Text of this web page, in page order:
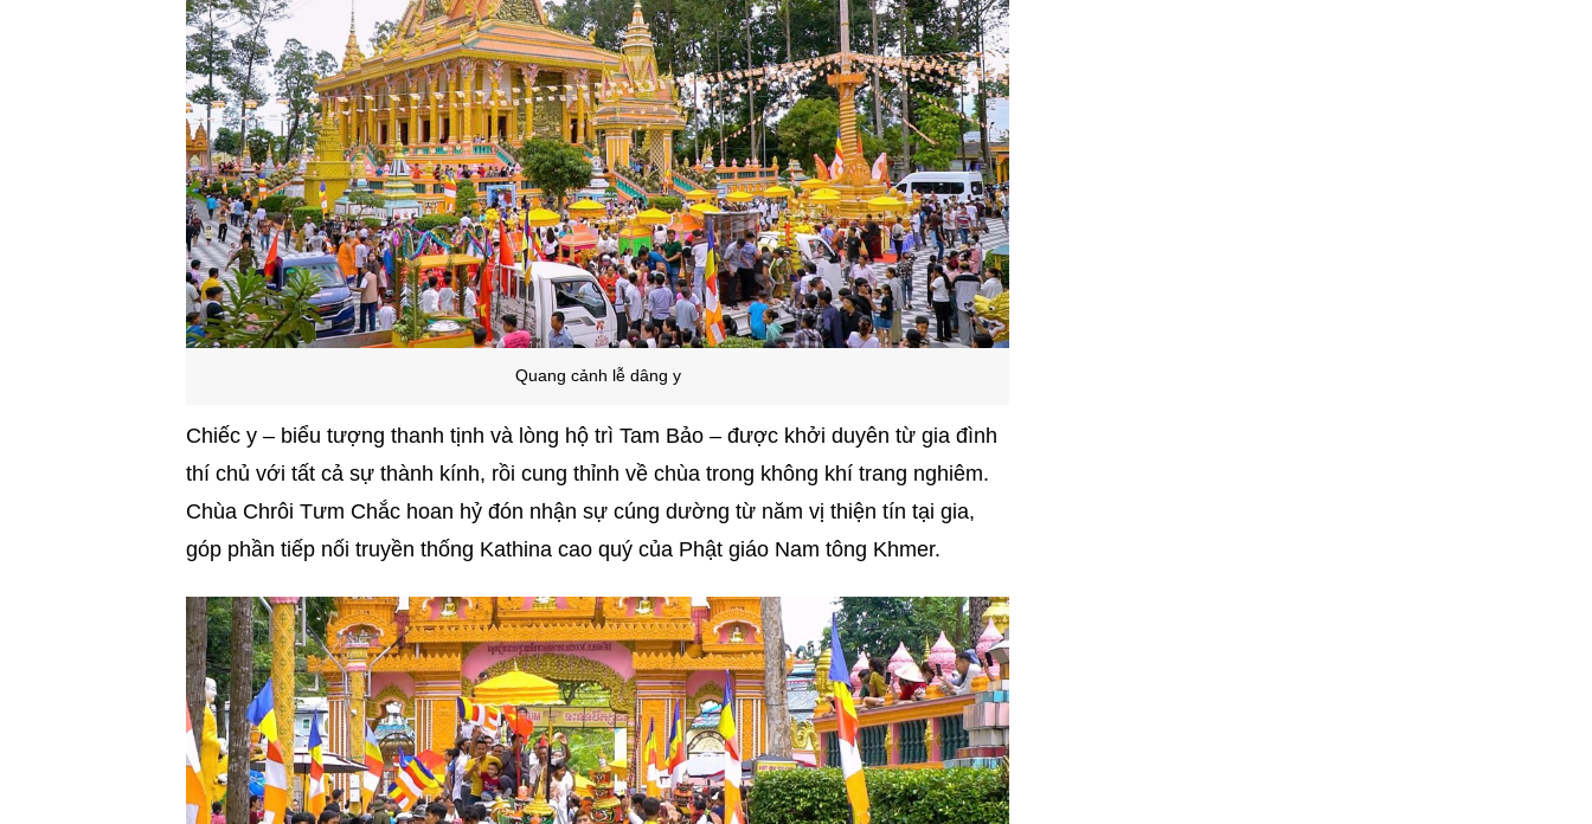
Quang cảnh lễ dâng y
Chiếc y – biểu tượng thanh tịnh và lòng hộ trì Tam Bảo – được khởi duyên từ gia đình
thí chủ với tất cả sự thành kính, rồi cung thỉnh về chùa trong không khí trang nghiêm.
Chùa Chrôi Tưm Chắc hoan hỷ đón nhận sự cúng dường từ năm vị thiện tín tại gia,
góp phần tiếp nối truyền thống Kathina cao quý của Phật giáo Nam tông Khmer.